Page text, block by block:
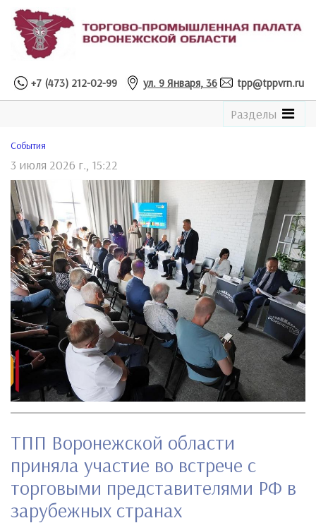
+7 (473) 212-02-99 ул. 9 Января, 36 tpp@tppvrn.ru
See
the
Разделы
Cобытия
3 июля 2026 г., 15:22
ТПП Воронежской области
приняла участие во встрече с
торговыми представителями РФ в
зарубежных странах